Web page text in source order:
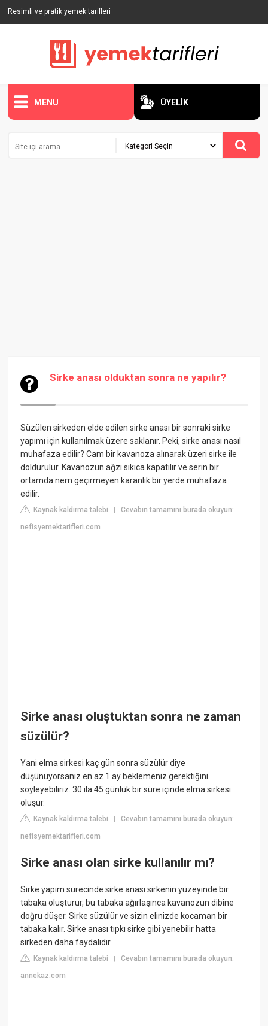
Resimli ve pratik yemek tarifleri
MENU ÜYELİK
Sirke anası olduktan sonra ne yapılır?
Süzülen sirkeden elde edilen sirke anası bir sonraki sirke
yapımı için kullanılmak üzere saklanır. Peki, sirke anası nasıl
muhafaza edilir? Cam bir kavanoza alınarak üzeri sirke ile
doldurulur. Kavanozun ağzı sıkıca kapatılır ve serin bir
ortamda nem geçirmeyen karanlık bir yerde muhafaza
edilir.
Kaynak kaldırma talebi |Cevabın tamamını burada okuyun:
nefisyemektarifleri.com
Sirke anası oluştuktan sonra ne zaman
süzülür?
Yani elma sirkesi kaç gün sonra süzülür diye
düşünüyorsanız en az 1 ay beklemeniz gerektiğini
söyleyebiliriz. 30 ila 45 günlük bir süre içinde elma sirkesi
oluşur.
Kaynak kaldırma talebi |Cevabın tamamını burada okuyun:
nefisyemektarifleri.com
Sirke anası olan sirke kullanılır mı?
Sirke yapım sürecinde sirke anası sirkenin yüzeyinde bir
tabaka oluşturur, bu tabaka ağırlaşınca kavanozun dibine
doğru düşer. Sirke süzülür ve sizin elinizde kocaman bir
tabaka kalır. Sirke anası tıpkı sirke gibi yenebilir hatta
sirkeden daha faydalıdır.
Kaynak kaldırma talebi |Cevabın tamamını burada okuyun:
annekaz.com